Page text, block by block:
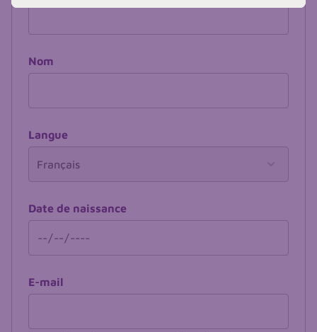
Nom
Langue
Date de naissance
E-mail